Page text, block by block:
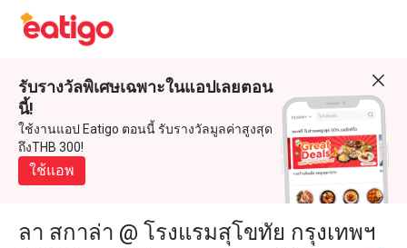
รับรางวัลพิเศษเฉพาะในแอปเลยตอน
นี้!
ใช้งานแอป Eatigo ตอนนี้ รับรางวัลมูลค่าสูงสุด
ถึงTHB 300!
ใช้แอพ
ลา สกาล่า @ โรงแรมสุโขทัย กรุงเทพฯ